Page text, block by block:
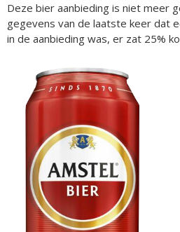
Deze bier aanbieding is niet meer
gegevens van de laatste keer dat
in de aanbieding was, er zat 25%